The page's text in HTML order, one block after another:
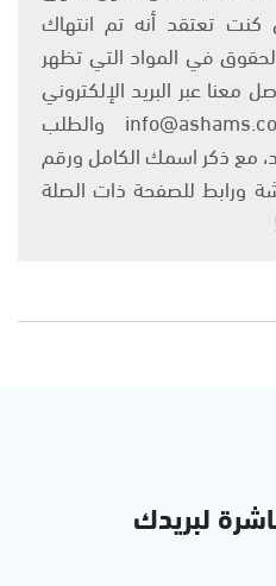
والنشر 2007، وإن كنت تعتقد أنه تم انتهاك
في المواد التي تظهر
عبر البريد الإلكتروني
على العنوان التالي: info@ashams.com والطلب
مع ذكر اسمك الكامل ورقم
ورابط للصفحة ذات الصلة
لبريدك